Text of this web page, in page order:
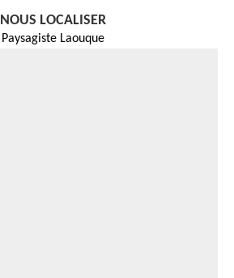
NOUS LOCALISER
Paysagiste Laouque